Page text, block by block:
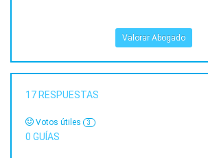
Valorar Abogado
17 RESPUESTAS
Votos útiles 3
0 GUÍAS